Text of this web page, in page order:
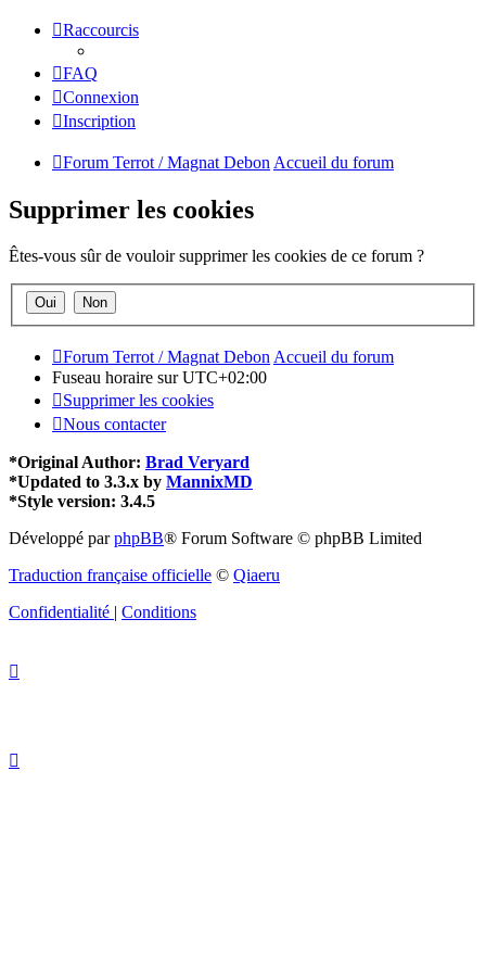
Raccourcis
FAQ
Connexion
Inscription
Forum Terrot / Magnat Debon Accueil du forum
Supprimer les cookies
Êtes-vous sûr de vouloir supprimer les cookies de ce forum ?
Forum Terrot / Magnat DebonAccueil du forum
Fuseau horaire surUTC+02:00
Supprimer les cookies
Nous contacter
*Original Author: Brad Veryard
*Updated to 3.3.x by MannixMD
*Style version: 3.4.5
Développé parphpBB® Forum Software © phpBB Limited
Traduction française officielle © Qiaeru
Confidentialité | Conditions